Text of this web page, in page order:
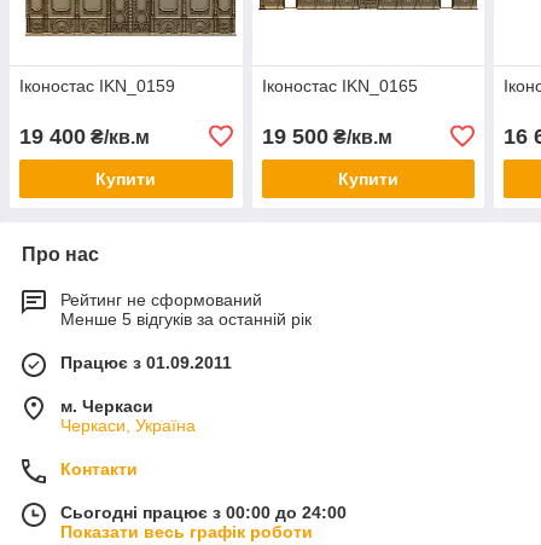
Іконостас IKN_0159
19 400 ₴/кв.м
Купити
Іконостас IKN_0165
19 500₴/кв.м
Купити
16
Про нас
Рейтинг не сформований
Менше 5 відгуків за останній рік
Працює з 01.09.2011
м. Черкаси
Черкаси, Україна
Контакти
Сьогодні працює з 00:00 до 24:00
Показати весь графік роботи